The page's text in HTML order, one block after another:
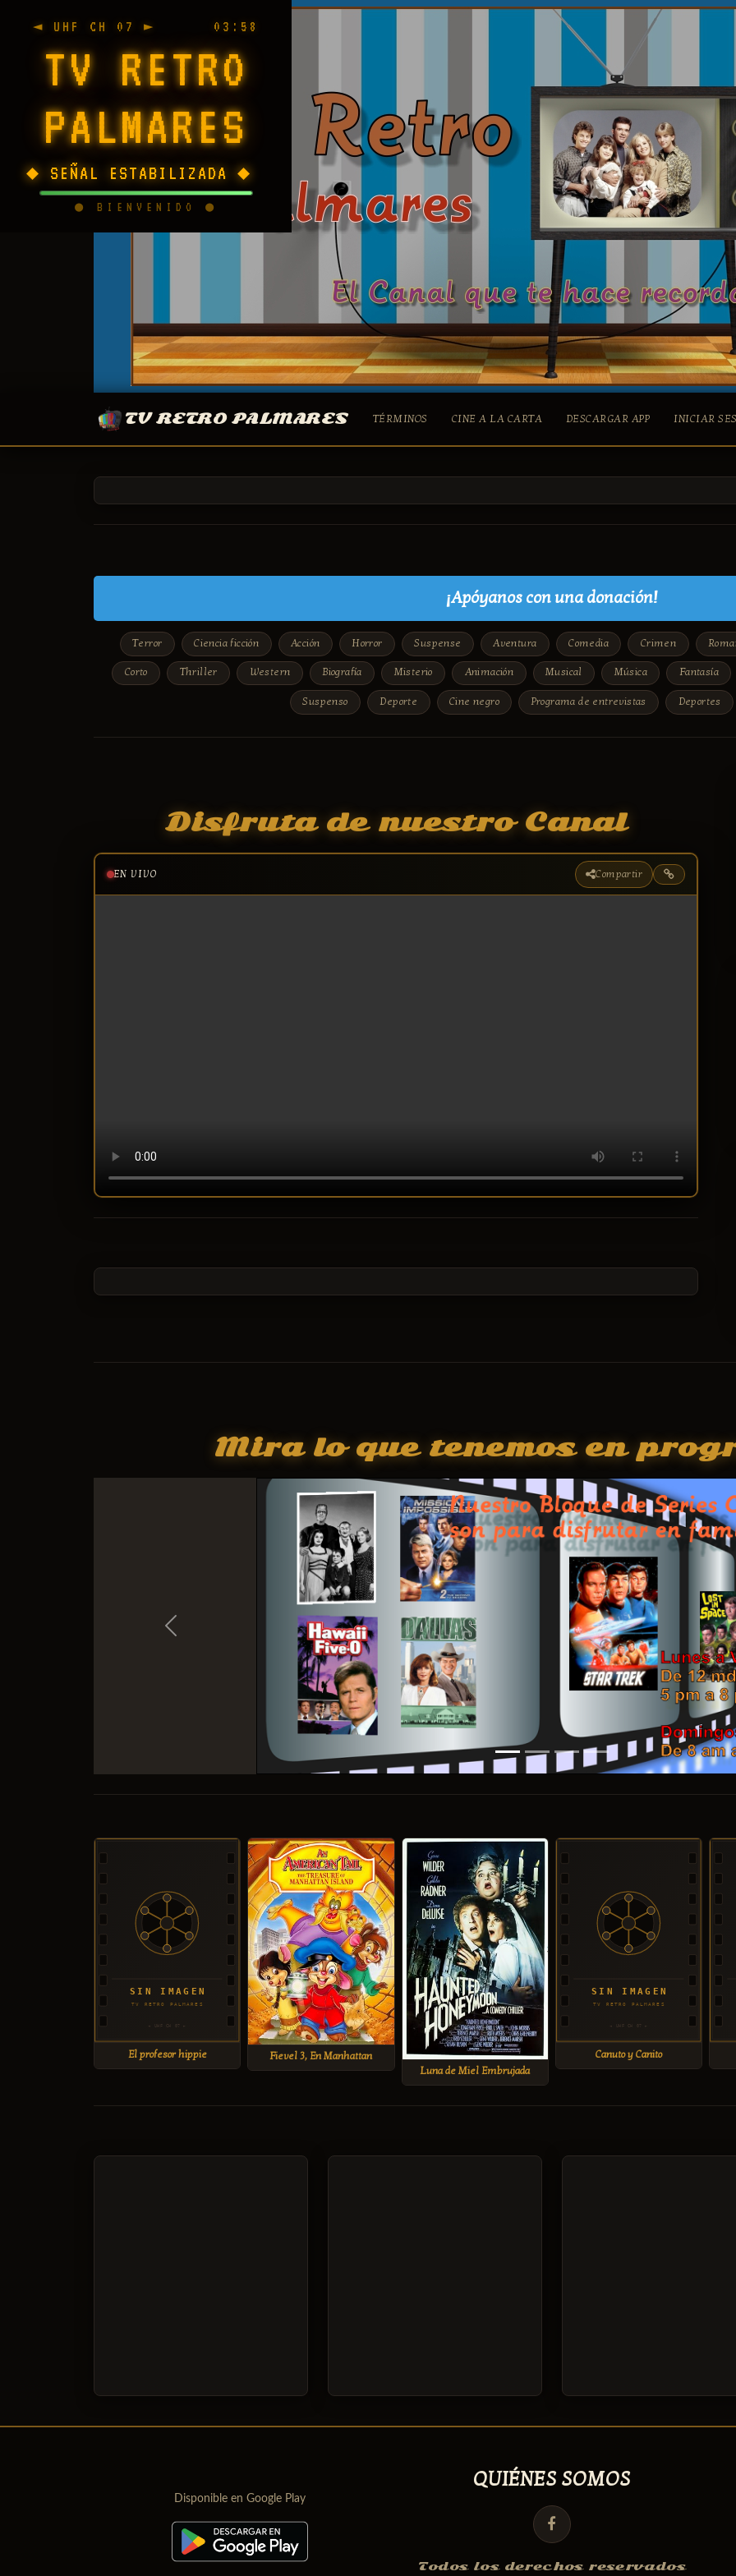
TV RETRO PALMARES TÉRMINOS CINE A LA CARTA DESCARGAR APP INICIAR
¡Apóyanos con una donación!
Terror Ciencia ficción Acción Horror Suspense Aventura Comedia Crimen
Corto Thriller Western Biografía Misterio Animación Musical Música Fantasía
Suspenso Deporte Cine negro Programa de entrevistas Deportes
Disfruta de nuestro Canal
EN VIVO Compartir
Mira lo que tenemos en
Previous
El profesor hippie
Fievel 3, En Manhattan
Luna de Miel Embrujada
Canuto y Canito
Disponible en Google Play
QUIÉNES SOMOS
Todos los derechos reservados